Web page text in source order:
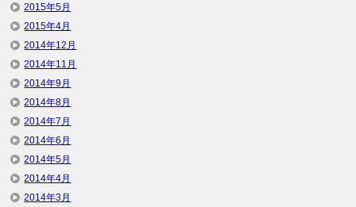
2015年5月
2015年4月
2014年12月
2014年11月
2014年9月
2014年8月
2014年7月
2014年6月
2014年5月
2014年4月
2014年3月